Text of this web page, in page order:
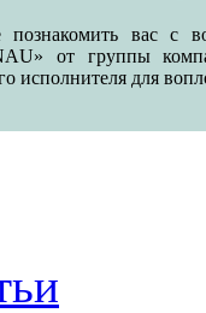
вас с
от группы
исполнителя для